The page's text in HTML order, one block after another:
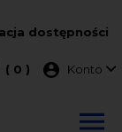
dostępności
( 0 ) Menu
Konto